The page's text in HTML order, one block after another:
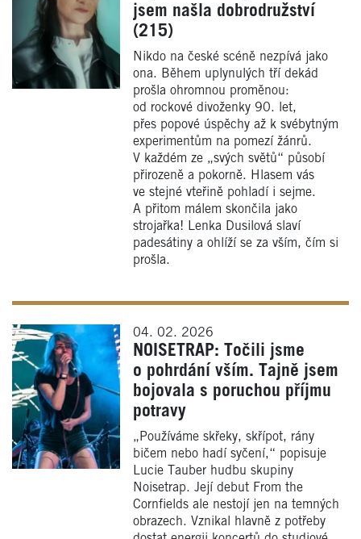
jsem našla dobrodružství
(215)
Nikdo na české scéně nezpívá jako
ona. Během uplynulých tří dekád
prošla ohromnou proměnou:
od rockové divoženky 90. let,
přes popové úspěchy až k svébytným
experimentům na pomezí žánrů.
V každém ze „svých světů“ působí
přirozeně a pokorně. Hlasem vás
ve stejné vteřině pohladí i sejme.
A přitom málem skončila jako
strojařka! Lenka Dusilová slaví
padesátiny a ohlíží se za vším, čím si
prošla.
04. 02. 2026
NOISETRAP: Točili jsme
o pohrdání vším. Tajně jsem
bojovala s poruchou příjmu
potravy
„Používáme skřeky, skřípot, rány
bičem nebo hadí syčení,“ popisuje
Lucie Tauber hudbu skupiny
Noisetrap. Její debut From the
Cornfields ale nestojí jen na temných
obrazech. Vznikal hlavně z potřeby